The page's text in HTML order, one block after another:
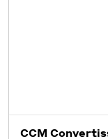
CCM